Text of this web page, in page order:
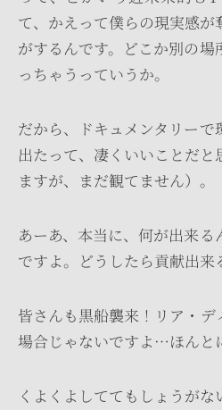
て、かえって僕らの現実感
がするんです。どこか別の
っちゃうっていうか。
だから、ドキュメンタリー
出たって、凄くいいことだ
ますが、まだ観てません）。
あーあ、本当に、何が出来
ですよ。どうしたら貢献出来
皆さんも黒船襲来！リア・デ
場合じゃないですよ…ほんと
くよくよしててもしょうが